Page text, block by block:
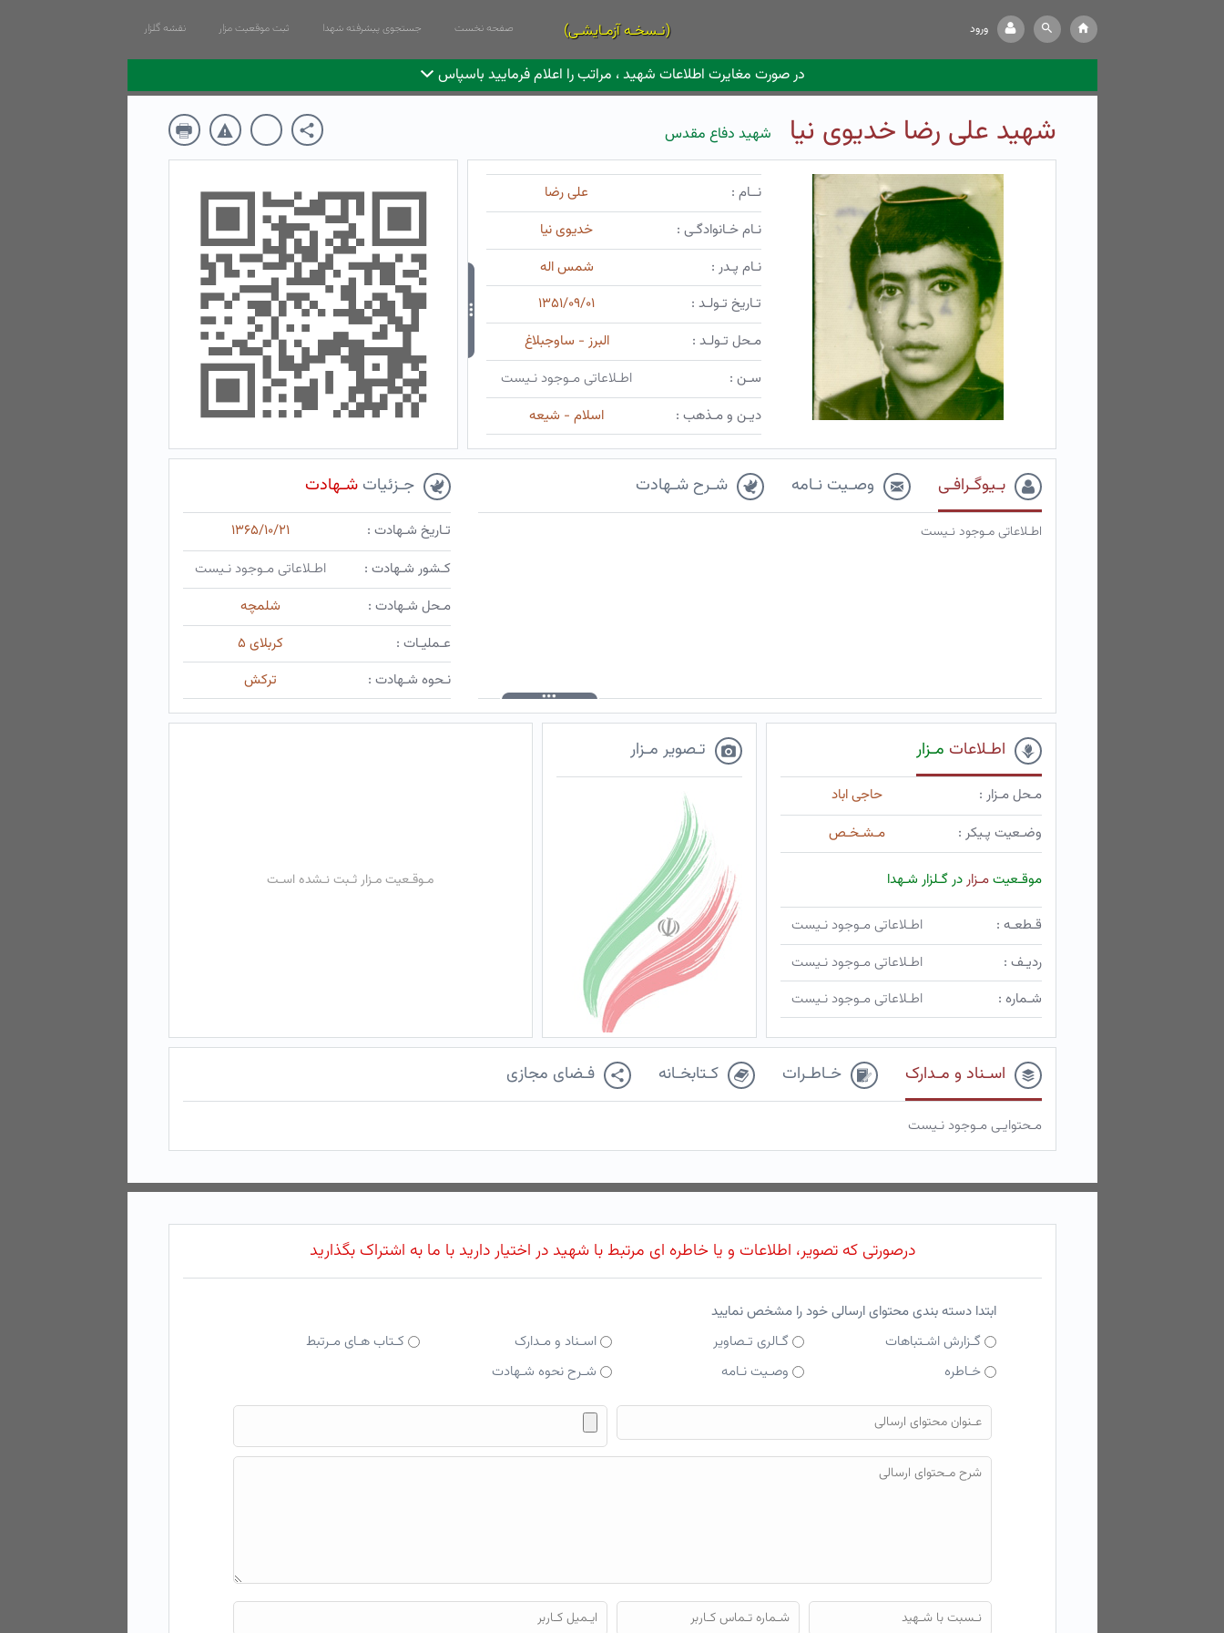
ورود (نـسخـه آزمـایشـی) صفحه نخست جستجوی پیشرفته شهدا ثبت موقعیت مزار نقشه گلزار
در صورت مغایرت اطلاعات شهید ، مراتب را اعلام فرمایید باسپاس
شهید علی رضا خدیوی نیا شهید دفاع مقدس
نــام :
علی رضا
نـام خـانوادگـی :
خدیوی نیا
نـام پـدر :
شمس اله
تـاریخ تـولـد :
۱۳۵۱/۰۹/۰۱
مـحل تـولـد :
البرز - ساوجبلاغ
سـن :
اطـلاعاتی مـوجود نـیست
دیـن و مـذهب :
اسلام - شیعه
بـیوگـرافـی وصـیت نـامه شـرح شـهادت
اطـلاعاتی مـوجود نـیست
جـزئیاتشـهادت
تـاریخ شـهادت :
۱۳۶۵/۱۰/۲۱
کـشور شـهادت :
اطـلاعاتی مـوجود نـیست
مـحل شـهادت :
شلمچه
عـملیـات :
کربلای ۵
نـحوه شـهادت :
ترکش
اطـلاعات مـزار
مـحل مـزار :
حاجی اباد
وضـعیت پـیکر :
مـشـخـص
موقـعیتمـزاردر گـلزار شـهدا
قـطعـه :
اطـلاعاتی مـوجود نـیست
ردیـف :
اطـلاعاتی مـوجود نـیست
شـماره :
اطـلاعاتی مـوجود نـیست
تـصویر مـزار
مـوقـعیت مـزار ثـبت نـشده اسـت
اسـناد و مـدارک خـاطـرات کـتابخـانه فـضای مجازی
مـحتوایـی مـوجود نـیست
درصورتی که تصویر، اطلاعات و یا خاطره ای مرتبط با شهید در اختیار دارید با ما به اشتراک بگذارید
ابتدا دسته بندی محتوای ارسالی خود را مشخص نمایید
گـزارش اشـتباهات
گـالری تـصاویر اسـناد و مـدارک
کـتاب هـای مـرتبط
خـاطره
وصـیت نـامه شـرح نحوه شـهادت
فایل محتوای ارسالی